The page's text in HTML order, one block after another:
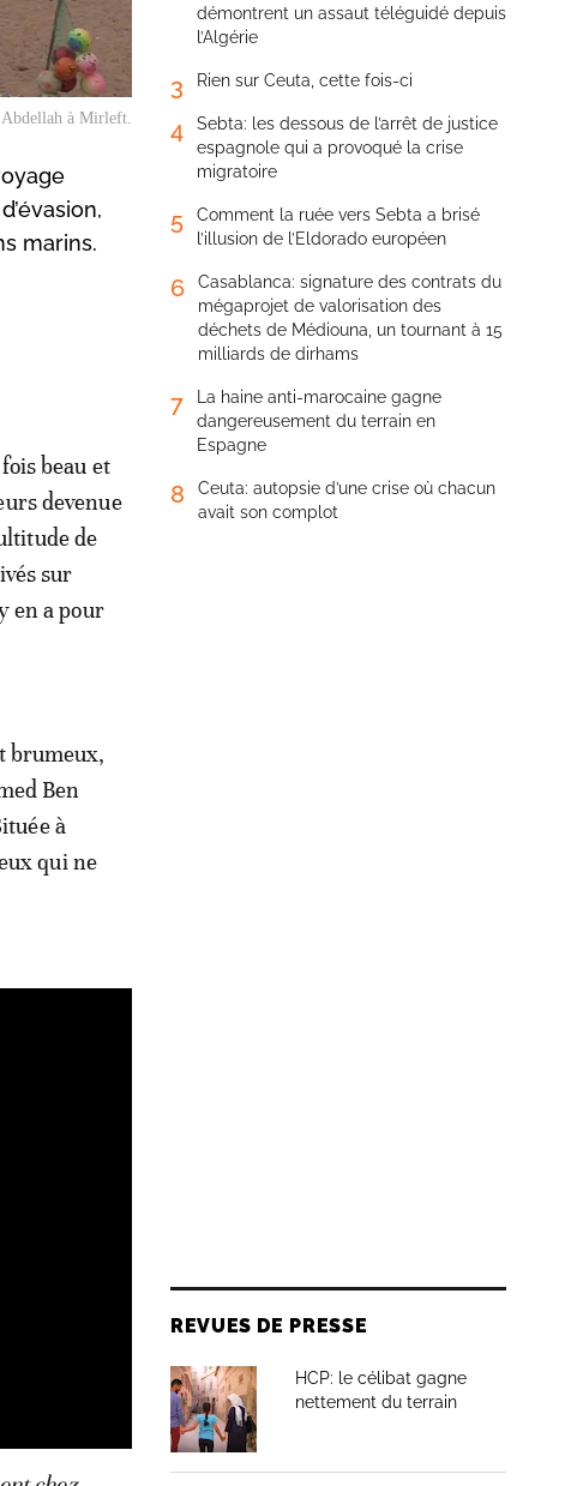
à Mirleft.
marins.
beau et
devenue
de
sur
en a pour
brumeux,
Ben
à
qui ne
démontrent un assaut téléguidé depuis
l’Algérie
3 Rien sur Ceuta, cette fois-ci
4
Sebta: les dessous de l’arrêt de justice
espagnole qui a provoqué la crise
migratoire
5
Comment la ruée vers Sebta a brisé
l’illusion de l’Eldorado européen
6
Casablanca: signature des contrats du
mégaprojet de valorisation des
déchets de Médiouna, un tournant à 15
milliards de dirhams
7
La haine anti-marocaine gagne
dangereusement du terrain en
Espagne
8
Ceuta: autopsie d’une crise où chacun
avait son complot
REVUES DE PRESSE
HCP: le célibat gagne
nettement du terrain